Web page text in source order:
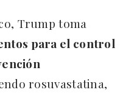
Trump toma
para el control
rosuvastatina,